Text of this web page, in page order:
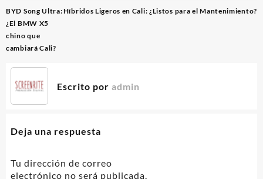
Navegación
de
entradas
BYD Song Ultra:
¿El BMW X5
chino que
cambiará Cali?
Híbridos Ligeros en Cali: ¿Listos para el Mantenimiento?
Escrito por admin
Deja una respuesta
Tu dirección de correo
electrónico no será publicada.